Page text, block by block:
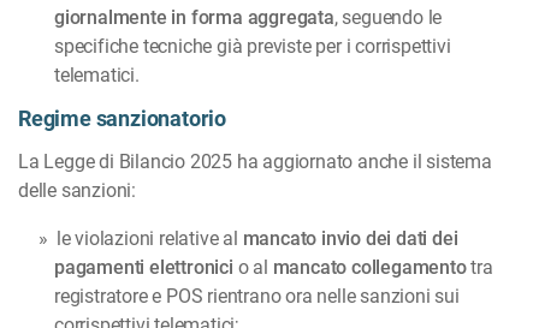
giornalmente in forma aggregata, seguendo le
specifiche tecniche già previste per i corrispettivi
telematici.
Regime sanzionatorio
La Legge di Bilancio 2025 ha aggiornato anche il sistema
delle sanzioni:
le violazioni relative al mancato invio dei dati dei
pagamenti elettronici o al mancato collegamentotra
registratore e POS rientrano ora nelle sanzioni sui